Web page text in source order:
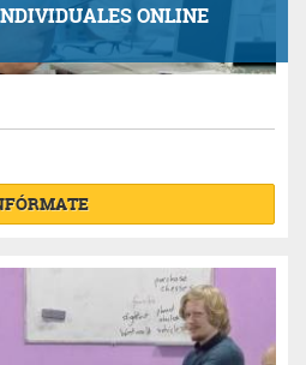
ONLINE